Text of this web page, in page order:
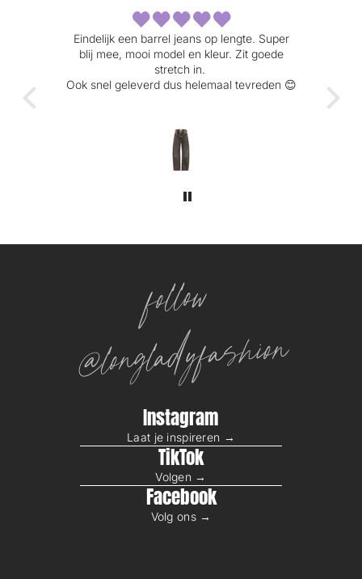
Eindelijk een barrel jeans op lengte. Super
blij mee, mooi model en kleur. Zit goede
stretch in.
Ook snel geleverd dus helemaal tevreden 😊
follow
@longladyfashion
Instagram
Laat je inspireren →
TikTok
Volgen →
Facebook
Volg ons →